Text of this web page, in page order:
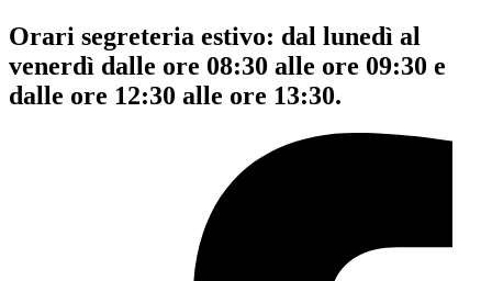
Orari segreteria estivo: dal lunedì al
venerdì dalle ore 08:30 alle ore 09:30 e
dalle ore 12:30 alle ore 13:30.